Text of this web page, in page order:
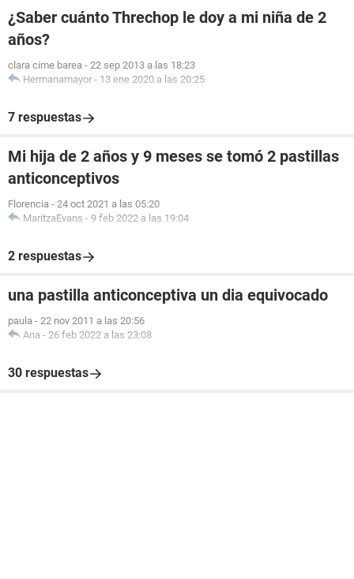
¿Saber cuánto Threchop le doy a mi niña de 2
años?
clara cime barea - 22 sep 2013 a las 18:23
Hermanamayor - 13 ene 2020 a las 20:25
7 respuestas
Mi hija de 2 años y 9 meses se tomó 2 pastillas
anticonceptivos
Florencia - 24 oct 2021 a las 05:20
MaritzaEvans - 9 feb 2022 a las 19:04
2 respuestas
una pastilla anticonceptiva un dia equivocado
paula - 22 nov 2011 a las 20:56
Ana - 26 feb 2022 a las 23:08
30 respuestas